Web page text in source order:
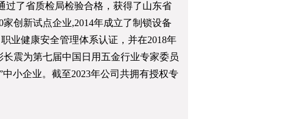
过了省质检局检验合格，获得了山东省
创新试点企业,2014年成立了制锁设备
业健康安全管理体系认证，并在2018年
震为第七届中国日用五金行业专家委员
小企业。截至2023年公司共拥有授权专